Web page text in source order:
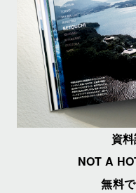
資
NOT A
無料